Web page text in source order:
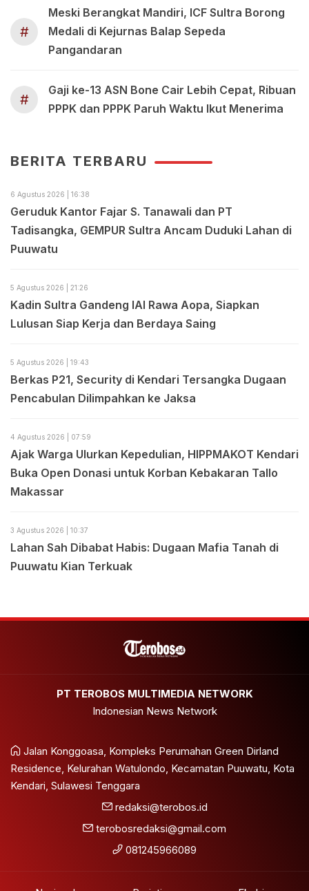
#
Meski Berangkat Mandiri, ICF Sultra Borong
Medali di Kejurnas Balap Sepeda
Pangandaran
#
Gaji ke-13 ASN Bone Cair Lebih Cepat, Ribuan
PPPK dan PPPK Paruh Waktu Ikut Menerima
BERITA TERBARU
6 Agustus 2026 | 16:38
Geruduk Kantor Fajar S. Tanawali dan PT
Tadisangka, GEMPUR Sultra Ancam Duduki Lahan di
Puuwatu
5 Agustus 2026 | 21:26
Kadin Sultra Gandeng IAI Rawa Aopa, Siapkan
Lulusan Siap Kerja dan Berdaya Saing
5 Agustus 2026 | 19:43
Berkas P21, Security di Kendari Tersangka Dugaan
Pencabulan Dilimpahkan ke Jaksa
4 Agustus 2026 | 07:59
Ajak Warga Ulurkan Kepedulian, HIPPMAKOT Kendari
Buka Open Donasi untuk Korban Kebakaran Tallo
Makassar
3 Agustus 2026 | 10:37
Lahan Sah Dibabat Habis: Dugaan Mafia Tanah di
Puuwatu Kian Terkuak
PT TEROBOS MULTIMEDIA NETWORK
Indonesian News Network
Jalan Konggoasa, Kompleks Perumahan Green Dirland
Residence, Kelurahan Watulondo, Kecamatan Puuwatu, Kota
Kendari, Sulawesi Tenggara
redaksi@terobos.id
terobosredaksi@gmail.com
081245966089